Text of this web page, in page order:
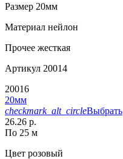
Размер 20мм
Материал нейлон
Прочее жесткая
Артикул 20014
20016
20мм
checkmark_alt_circleВыбрать
26.26 р.
По 25 м
Цвет розовый